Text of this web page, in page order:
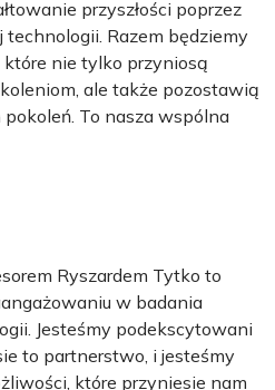
przyszłości poprzez
Razem będziemy
nie tylko przyniosą
ale także pozostawią
pokoleń. To nasza wspólna
Ryszardem Tytko to
w badania
Jesteśmy podekscytowani
to partnerstwo, i jesteśmy
które przyniesie nam